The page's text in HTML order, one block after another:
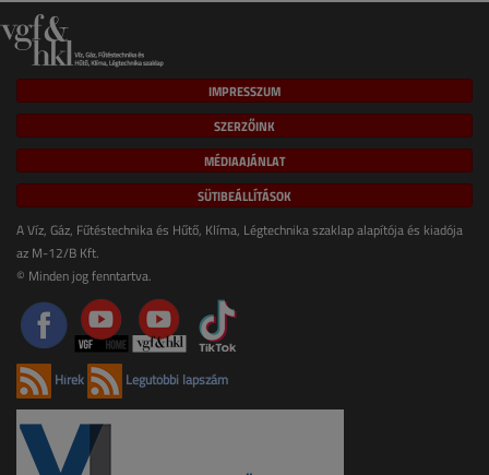
IMPRESSZUM
SZERZŐINK
MÉDIAAJÁNLAT
SÜTIBEÁLLÍTÁSOK
A Víz, Gáz, Fűtéstechnika és Hűtő, Klíma, Légtechnika szaklap alapítója és kiadója
az M-12/B Kft.
© Minden jog fenntartva.
Hírek Legutóbbi lapszám